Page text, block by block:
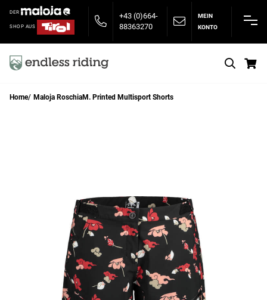
DER
SHOP AUS
+43 (0)664-
88363270
MEIN
KONTO
Home Maloja RoschiaM. Printed Multisport Shorts